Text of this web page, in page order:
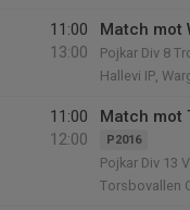
11:00
13:00
Match mot
Pojkar Div 8
Hallevi IP,
11:00
12:00
Match mot
P2016
Pojkar Div 13
Torsbovallen